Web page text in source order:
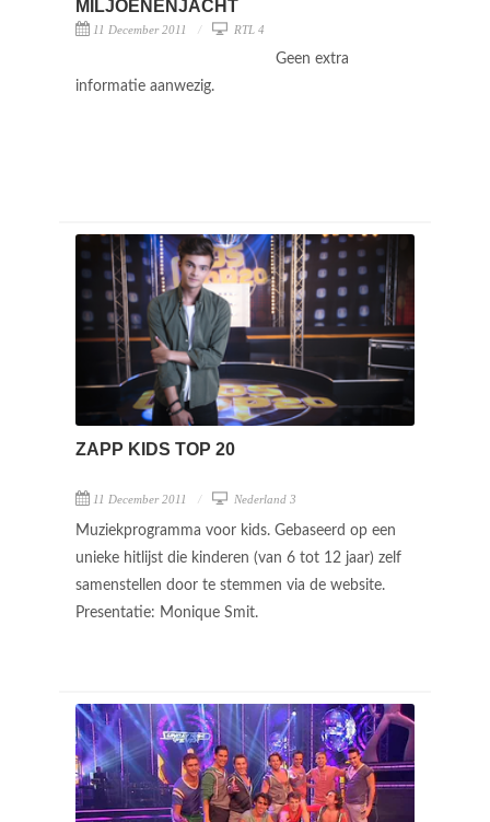
MILJOENENJACHT
11 December 2011 RTL 4
Geen extra
informatie aanwezig.
ZAPP KIDS TOP 20
11 December 2011 Nederland 3
Muziekprogramma voor kids. Gebaseerd op een
unieke hitlijst die kinderen (van 6 tot 12 jaar) zelf
samenstellen door te stemmen via de website.
Presentatie: Monique Smit.